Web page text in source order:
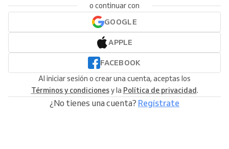
o continuar con
GOOGLE
APPLE
FACEBOOK
Al iniciar sesión o crear una cuenta, aceptas los
Términos y condicionesy la Política de privacidad.
¿No tienes una cuenta? Regístrate